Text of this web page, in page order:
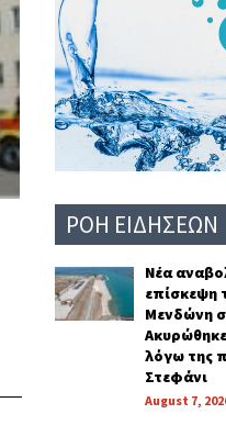
ΡΟΗ ΕΙΔΗΣΕΩΝ
Νέα
επίσκεψη
Μενδώνη
λόγω της
Στεφάνι
August 7,